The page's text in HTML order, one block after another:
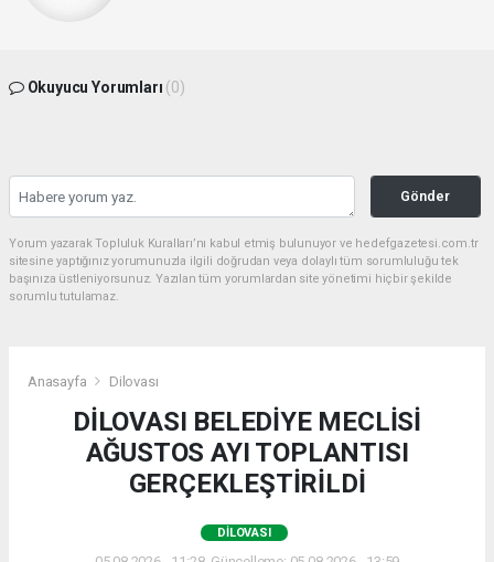
Okuyucu Yorumları (0)
Gönder
Yorum yazarak Topluluk Kuralları’nı kabul etmiş bulunuyor ve hedefgazetesi.com.tr
sitesine yaptığınız yorumunuzla ilgili doğrudan veya dolaylı tüm sorumluluğu tek
başınıza üstleniyorsunuz. Yazılan tüm yorumlardan site yönetimi hiçbir şekilde
sorumlu tutulamaz.
Anasayfa Dilovası
DİLOVASI BELEDİYE MECLİSİ
AĞUSTOS AYI TOPLANTISI
GERÇEKLEŞTİRİLDİ
DILOVASI